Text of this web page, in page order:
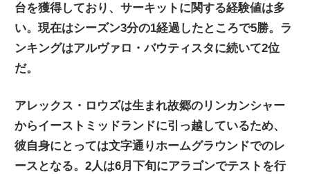
台を獲得しており、サーキットに関する経験値は多
い。現在はシーズン3分の1経過したところで5勝。ラ
ンキングはアルヴァロ・バウティスタに続いて2位
だ。
アレックス・ロウズは生まれ故郷のリンカンシャー
からイーストミッドランドに引っ越しているため、
彼自身にとっては文字通りホームグラウンドでのレ
ースとなる。2人は6月下旬にアラゴンでテストを行